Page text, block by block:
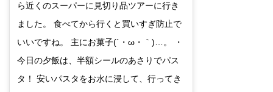
ら近くのスーパーに見切り品ツアーに行き
ました。 食べてから行くと買いすぎ防止で
いいですね。 主にお菓子(´・ω・｀)…。 ・
今日の夕飯は、半額シールのあさりでパス
タ！ 安いパスタをお水に浸して、行ってき